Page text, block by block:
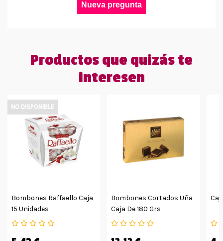
Nueva pregunta
Productos que quizás te
interesen
Bombones Raffaello Caja
15 Unidades
NO DISPONIBLE
Bombones Cortados Uña
Caja De 180 Grs